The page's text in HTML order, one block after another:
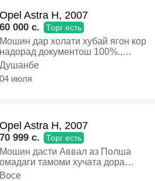
Opel Astra H, 2007
60 000 c. Торг есть
Мошин дар холати хубай ягон кор
надорад документош 100%.,
Дизель, Механика, Универсал
Душанбе
04 июля
Opel Astra H, 2007
70 999 c. Торг есть
Мошин дасти Аввал аз Полша
омадаги тамоми хучата дора
10.01.25 хучат кадагияй 10.01.26
Восе